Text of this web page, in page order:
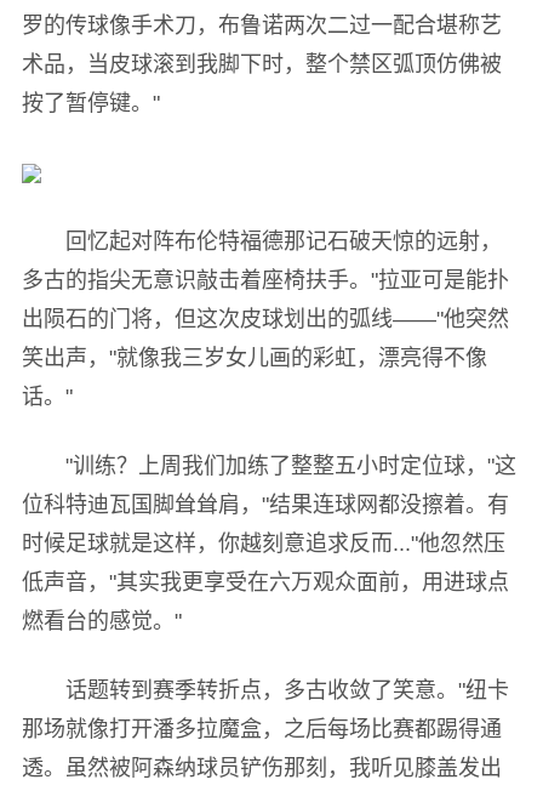
罗的传球像手术刀，布鲁诺两次二过一配合堪称艺
术品，当皮球滚到我脚下时，整个禁区弧顶仿佛被
按了暂停键。"
回忆起对阵布伦特福德那记石破天惊的远射，
多古的指尖无意识敲击着座椅扶手。"拉亚可是能扑
出陨石的门将，但这次皮球划出的弧线——"他突然
笑出声，"就像我三岁女儿画的彩虹，漂亮得不像
话。"
"训练？上周我们加练了整整五小时定位球，"这
位科特迪瓦国脚耸耸肩，"结果连球网都没擦着。有
时候足球就是这样，你越刻意追求反而..."他忽然压
低声音，"其实我更享受在六万观众面前，用进球点
燃看台的感觉。"
话题转到赛季转折点，多古收敛了笑意。"纽卡
那场就像打开潘多拉魔盒，之后每场比赛都踢得通
透。虽然被阿森纳球员铲伤那刻，我听见膝盖发出